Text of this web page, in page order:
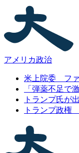
アメリカ政治
米上院委 ファ
「弾薬不足で
トランプ氏が
トランプ政権